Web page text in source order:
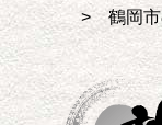
> 鶴岡市